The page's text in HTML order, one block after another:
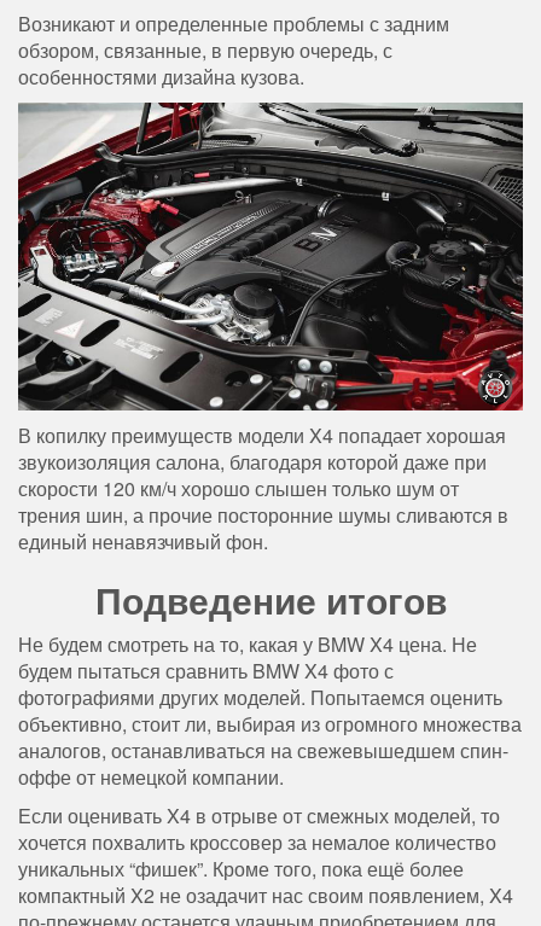
Возникают и определенные проблемы с задним
обзором, связанные, в первую очередь, с
особенностями дизайна кузова.
В копилку преимуществ модели X4 попадает хорошая
звукоизоляция салона, благодаря которой даже при
скорости 120 км/ч хорошо слышен только шум от
трения шин, а прочие посторонние шумы сливаются в
единый ненавязчивый фон.
Подведение итогов
Не будем смотреть на то, какая у BMW X4 цена. Не
будем пытаться сравнить BMW X4 фото с
фотографиями других моделей. Попытаемся оценить
объективно, стоит ли, выбирая из огромного множества
аналогов, останавливаться на свежевышедшем спин-
оффе от немецкой компании.
Если оценивать X4 в отрыве от смежных моделей, то
хочется похвалить кроссовер за немалое количество
уникальных “фишек”. Кроме того, пока ещё более
компактный X2 не озадачит нас своим появлением, X4